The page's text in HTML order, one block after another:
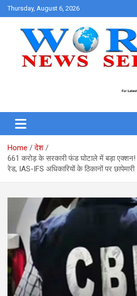
Skip
to
Thursday, August 6, 2026
Home
देश
661 करोड़ के सरकारी फंड घोटाले में बड़ा
रेड, IAS-IFS अधिकारियों के ठिकानों पर छापेमारी